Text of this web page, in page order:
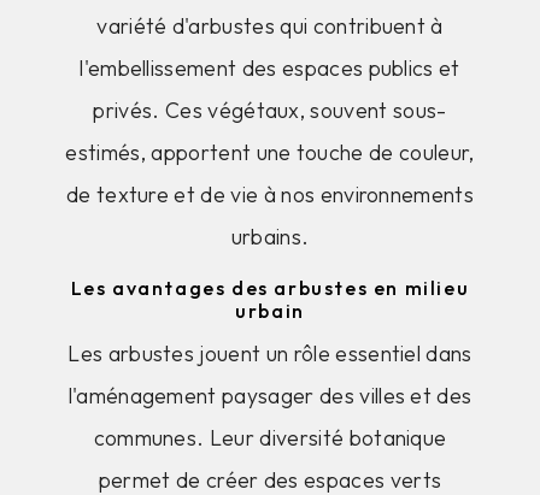
variété d'arbustes qui contribuent à
l'embellissement des espaces publics et
privés. Ces végétaux, souvent sous-
estimés, apportent une touche de couleur,
de texture et de vie à nos environnements
urbains.
Les avantages des arbustes en milieu
urbain
Les arbustes jouent un rôle essentiel dans
l'aménagement paysager des villes et des
communes. Leur diversité botanique
permet de créer des espaces verts